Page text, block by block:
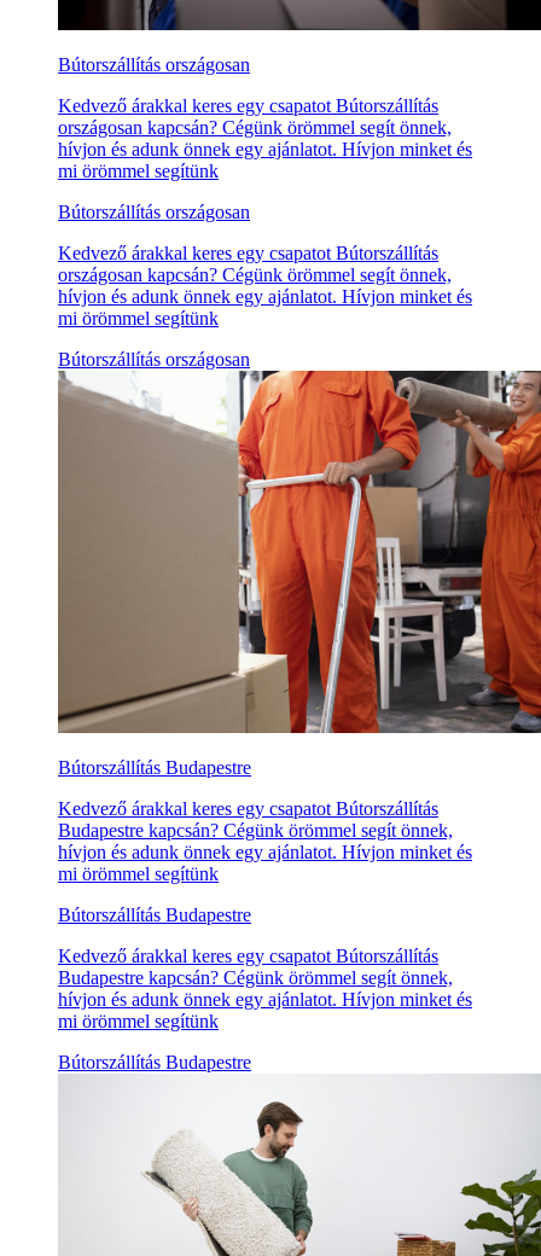
Bútorszállítás országosan
Kedvező árakkal keres egy csapatot Bútorszállítás
országosan kapcsán? Cégünk örömmel segít önnek,
hívjon és adunk önnek egy ajánlatot. Hívjon minket és
mi örömmel segítünk
Bútorszállítás országosan
Kedvező árakkal keres egy csapatot Bútorszállítás
országosan kapcsán? Cégünk örömmel segít önnek,
hívjon és adunk önnek egy ajánlatot. Hívjon minket és
mi örömmel segítünk
Bútorszállítás országosan
Bútorszállítás Budapestre
Kedvező árakkal keres egy csapatot Bútorszállítás
Budapestre kapcsán? Cégünk örömmel segít önnek,
hívjon és adunk önnek egy ajánlatot. Hívjon minket és
mi örömmel segítünk
Bútorszállítás Budapestre
Kedvező árakkal keres egy csapatot Bútorszállítás
Budapestre kapcsán? Cégünk örömmel segít önnek,
hívjon és adunk önnek egy ajánlatot. Hívjon minket és
mi örömmel segítünk
Bútorszállítás Budapestre